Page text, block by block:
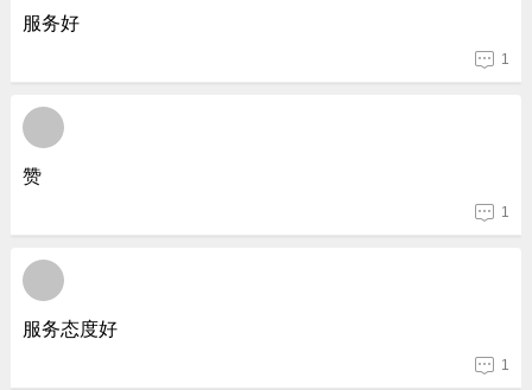
服务好
1
赞
1
服务态度好
1